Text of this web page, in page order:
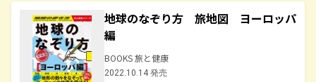
地球のなぞり方 旅地図 ヨーロッパ
編
BOOKS 旅と健康
2022.10.14 発売